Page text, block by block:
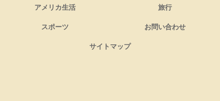
アメリカ生活 旅行
スポーツ お問い合わせ
サイトマップ